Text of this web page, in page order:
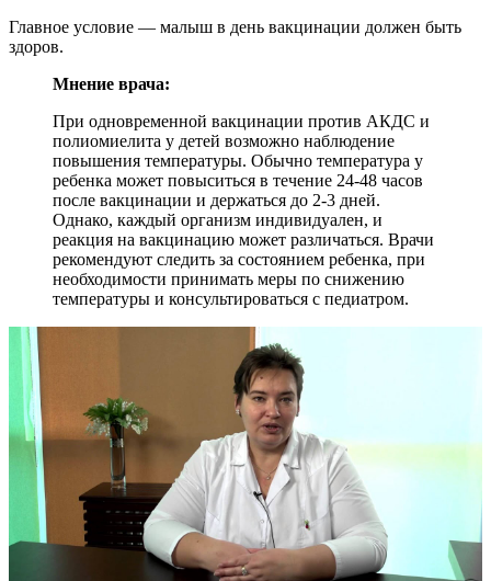
Главное условие — малыш в день вакцинации должен быть
здоров.
Мнение врача:
При одновременной вакцинации против АКДС и
полиомиелита у детей возможно наблюдение
повышения температуры. Обычно температура у
ребенка может повыситься в течение 24-48 часов
после вакцинации и держаться до 2-3 дней.
Однако, каждый организм индивидуален, и
реакция на вакцинацию может различаться. Врачи
рекомендуют следить за состоянием ребенка, при
необходимости принимать меры по снижению
температуры и консультироваться с педиатром.